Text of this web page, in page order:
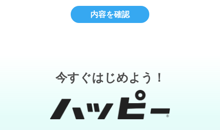
内容を確認
今すぐはじめよう！